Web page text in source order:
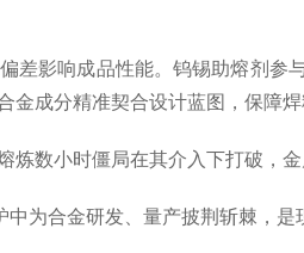
影响成品性能。钨锡助熔剂参
金成分精准契合设计蓝图，保
小时僵局在其介入下打破，金
合金研发、量产披荆斩棘，是